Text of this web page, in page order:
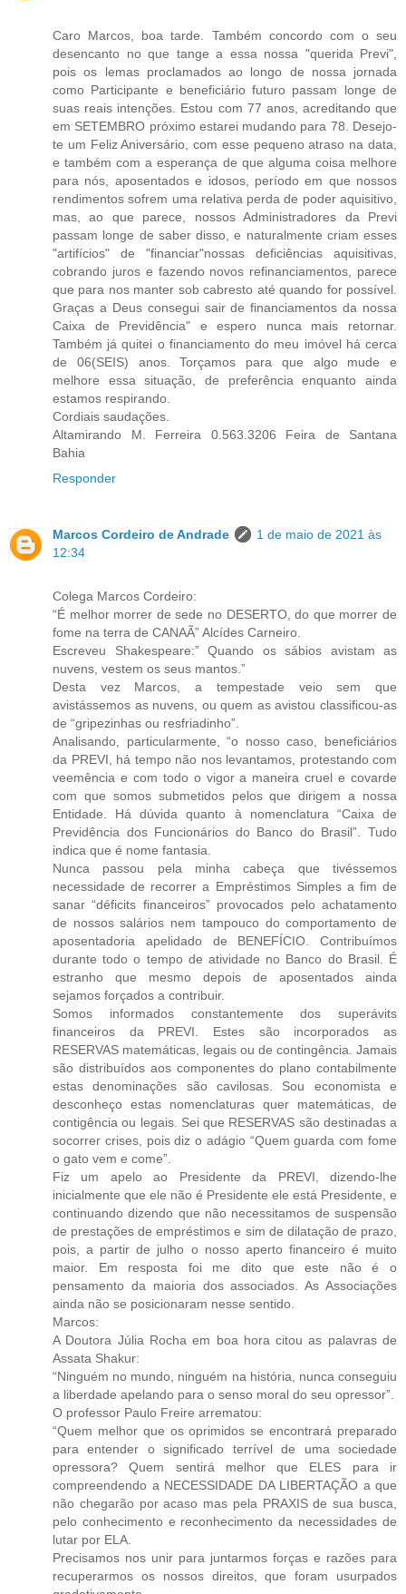
Caro Marcos, boa tarde. Também concordo com o seu
desencanto no que tange a essa nossa "querida Previ",
pois os lemas proclamados ao longo de nossa jornada
como Participante e beneficiário futuro passam longe de
suas reais intenções. Estou com 77 anos, acreditando que
em SETEMBRO próximo estarei mudando para 78. Desejo-
te um Feliz Aniversário, com esse pequeno atraso na data,
e também com a esperança de que alguma coisa melhore
para nós, aposentados e idosos, período em que nossos
rendimentos sofrem uma relativa perda de poder aquisitivo,
mas, ao que parece, nossos Administradores da Previ
passam longe de saber disso, e naturalmente criam esses
"artifícios" de "financiar"nossas deficiências aquisitivas,
cobrando juros e fazendo novos refinanciamentos, parece
que para nos manter sob cabresto até quando for possível.
Graças a Deus consegui sair de financiamentos da nossa
Caixa de Previdência" e espero nunca mais retornar.
Também já quitei o financiamento do meu imóvel há cerca
de 06(SEIS) anos. Torçamos para que algo mude e
melhore essa situação, de preferência enquanto ainda
estamos respirando.
Cordiais saudações.
Altamirando M. Ferreira 0.563.3206 Feira de Santana
Bahia
Responder
Marcos Cordeiro de Andrade
1 de maio de 2021 às
12:34
Colega Marcos Cordeiro:
“É melhor morrer de sede no DESERTO, do que morrer de
fome na terra de CANAÃ” Alcídes Carneiro.
Escreveu Shakespeare:” Quando os sábios avistam as
nuvens, vestem os seus mantos.”
Desta vez Marcos, a tempestade veio sem que
avistássemos as nuvens, ou quem as avistou classificou-as
de “gripezinhas ou resfriadinho”.
Analisando, particularmente, “o nosso caso, beneficiários
da PREVI, há tempo não nos levantamos, protestando com
veemência e com todo o vigor a maneira cruel e covarde
com que somos submetidos pelos que dirigem a nossa
Entidade. Há dúvida quanto à nomenclatura “Caixa de
Previdência dos Funcionários do Banco do Brasil”. Tudo
indica que é nome fantasia.
Nunca passou pela minha cabeça que tivéssemos
necessidade de recorrer a Empréstimos Simples a fim de
sanar “déficits financeiros” provocados pelo achatamento
de nossos salários nem tampouco do comportamento de
aposentadoria apelidado de BENEFÍCIO. Contribuímos
durante todo o tempo de atividade no Banco do Brasil. É
estranho que mesmo depois de aposentados ainda
sejamos forçados a contribuir.
Somos informados constantemente dos superávits
financeiros da PREVI. Estes são incorporados as
RESERVAS matemáticas, legais ou de contingência. Jamais
são distribuídos aos componentes do plano contabilmente
estas denominações são cavilosas. Sou economista e
desconheço estas nomenclaturas quer matemáticas, de
contigência ou legais. Sei que RESERVAS são destinadas a
socorrer crises, pois diz o adágio “Quem guarda com fome
o gato vem e come”.
Fiz um apelo ao Presidente da PREVI, dizendo-lhe
inicialmente que ele não é Presidente ele está Presidente, e
continuando dizendo que não necessitamos de suspensão
de prestações de empréstimos e sim de dilatação de prazo,
pois, a partir de julho o nosso aperto financeiro é muito
maior. Em resposta foi me dito que este não é o
pensamento da maioria dos associados. As Associações
ainda não se posicionaram nesse sentido.
Marcos:
A Doutora Júlia Rocha em boa hora citou as palavras de
Assata Shakur:
“Ninguém no mundo, ninguém na história, nunca conseguiu
a liberdade apelando para o senso moral do seu opressor”.
O professor Paulo Freire arrematou:
“Quem melhor que os oprimidos se encontrará preparado
para entender o significado terrível de uma sociedade
opressora? Quem sentirá melhor que ELES para ir
compreendendo a NECESSIDADE DA LIBERTAÇÃO a que
não chegarão por acaso mas pela PRAXIS de sua busca,
pelo conhecimento e reconhecimento da necessidades de
lutar por ELA.
Precisamos nos unir para juntarmos forças e razões para
recuperarmos os nossos direitos, que foram usurpados